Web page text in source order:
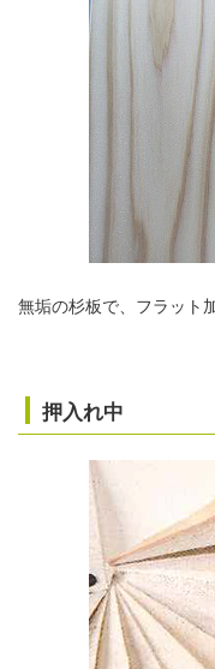
無垢の杉板で、フラット
押入れ中